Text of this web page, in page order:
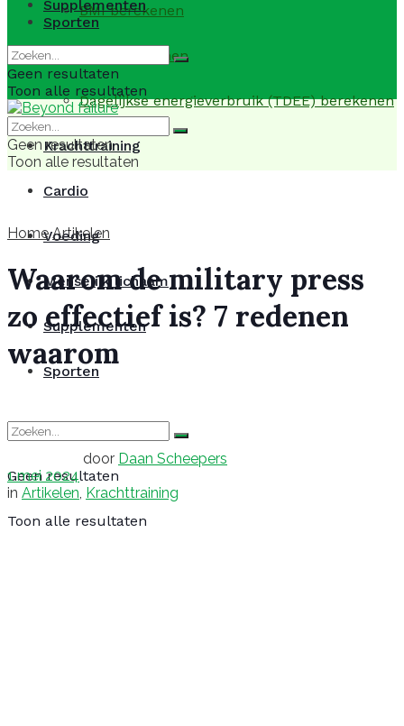
BMI berekenen
BMR berekenen
Dagelijkse energieverbruik (TDEE) berekenen
Krachttraining
Cardio
Voeding
Menselijk lichaam
Supplementen
Sporten
Geen resultaten
Toon alle resultaten
Supplementen
Sporten
Geen resultaten
Toon alle resultaten
Geen resultaten
Toon alle resultaten
Home Artikelen
Waarom de military press
zo effectief is? 7 redenen
waarom
door Daan Scheepers
1 mei 2024
in Artikelen, Krachttraining